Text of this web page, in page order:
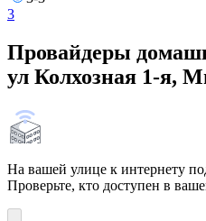
3
Провайдеры
ул Колхозная 1-я,
На вашей улице к интернету
Проверьте, кто доступен в